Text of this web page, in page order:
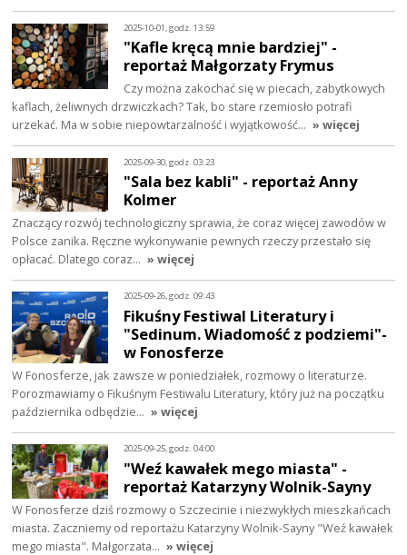
2025-10-01, godz. 13:59
"Kafle kręcą mnie bardziej" -
reportaż Małgorzaty Frymus
Czy można zakochać się w piecach, zabytkowych
kaflach, żeliwnych drzwiczkach? Tak, bo stare rzemiosło potrafi
urzekać. Ma w sobie niepowtarzalność i wyjątkowość… » więcej
2025-09-30, godz. 03:23
"Sala bez kabli" - reportaż Anny
Kolmer
Znaczący rozwój technologiczny sprawia, że coraz więcej zawodów w
Polsce zanika. Ręczne wykonywanie pewnych rzeczy przestało się
opłacać. Dlatego coraz… » więcej
2025-09-26, godz. 09:43
Fikuśny Festiwal Literatury i
"Sedinum. Wiadomość z podziemi"-
w Fonosferze
W Fonosferze, jak zawsze w poniedziałek, rozmowy o literaturze.
Porozmawiamy o Fikuśnym Festiwalu Literatury, który już na początku
października odbędzie… » więcej
2025-09-25, godz. 04:00
"Weź kawałek mego miasta" -
reportaż Katarzyny Wolnik-Sayny
W Fonosferze dziś rozmowy o Szczecinie i niezwykłych mieszkańcach
miasta. Zaczniemy od reportażu Katarzyny Wolnik-Sayny "Weź kawałek
mego miasta". Małgorzata… » więcej